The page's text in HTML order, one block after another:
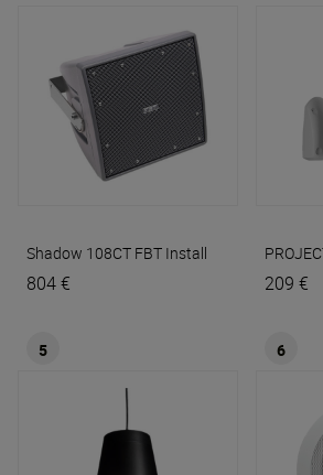
Shadow 108CT FBT Install
804 € 209 €
5 6